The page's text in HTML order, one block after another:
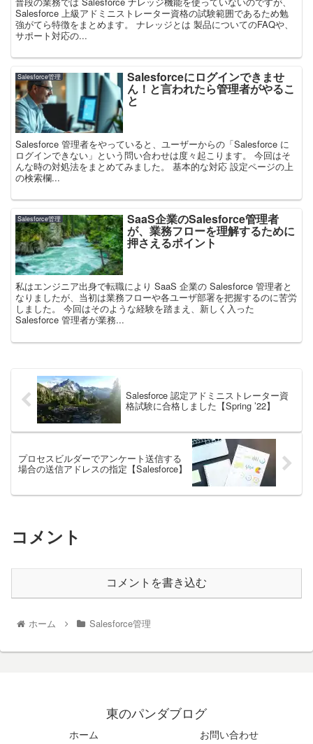
Salesforce 上級アドミニストレーター資格の試験範囲であるため勉
強がてら特徴をまとめます。 ナレッジとは 製品についてのFAQや、
サポート対応の...
Salesforce管理 Salesforceにログインできませ
ん！と言われたら管理者がやるこ
と
Salesforce 管理者をやっていると、ユーザーからの「Salesforce に
ログインできない」という問い合わせは度々起こります。 今回はそ
んな時の対処法をまとめてみました。 基本的な対応 設定ページの上
の検索欄...
Salesforce管理 SaaS企業のSalesforce管理者
が、業務フローを理解するために
押さえるポイント
私はエンジニア出身で転職により SaaS 企業の Salesforce 管理者と
なりましたが、当初は業務フローや各ユーザ部署を把握するのに苦労
しました。 今回はそのような経験を踏まえ、新しく入った
Salesforce 管理者が業務...
Salesforce 認定アドミニストレーター資
格試験に合格しました【Spring ’22】
プロセスビルダーでアンケート送信する
場合の送信アドレスの指定【Salesforce】
コメント
コメントを書き込む
ホーム Salesforce管理
東のパンダブログ
ホーム お問い合わせ